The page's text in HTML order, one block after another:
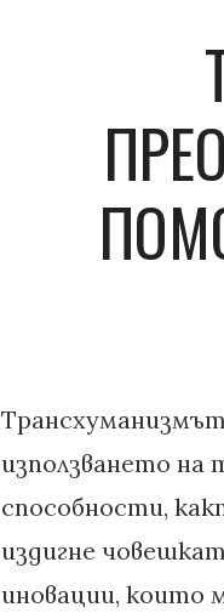
използването на
способности,
издигне
иновации, които